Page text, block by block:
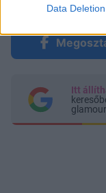
Data Deletion
Itt